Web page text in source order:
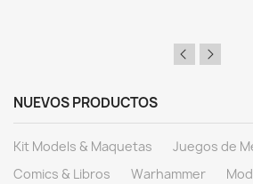
NUEVOS PRODUCTOS
Kit Models & Maquetas
Juegos de
Comics & Libros
Warhammer